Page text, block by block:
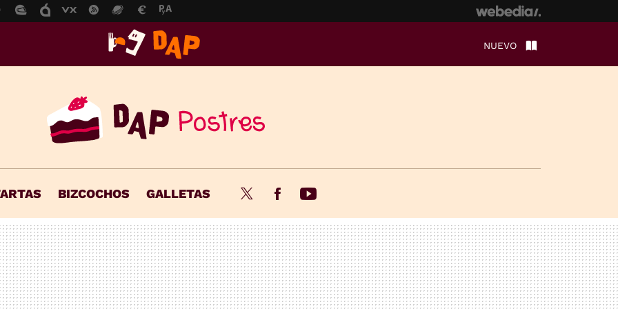
NUEVO
BIZCOCHOS GALLETAS Twitter Facebook